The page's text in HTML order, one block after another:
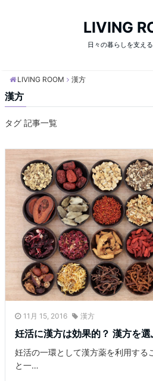
LIVING
日々の暮らしを支え
LIVING ROOM 漢方
漢方
タグ 記事一覧
11月 15, 2016 漢方
妊活に漢方は効果的？ 漢方を
妊活の一環として漢方薬を利用する
と一…